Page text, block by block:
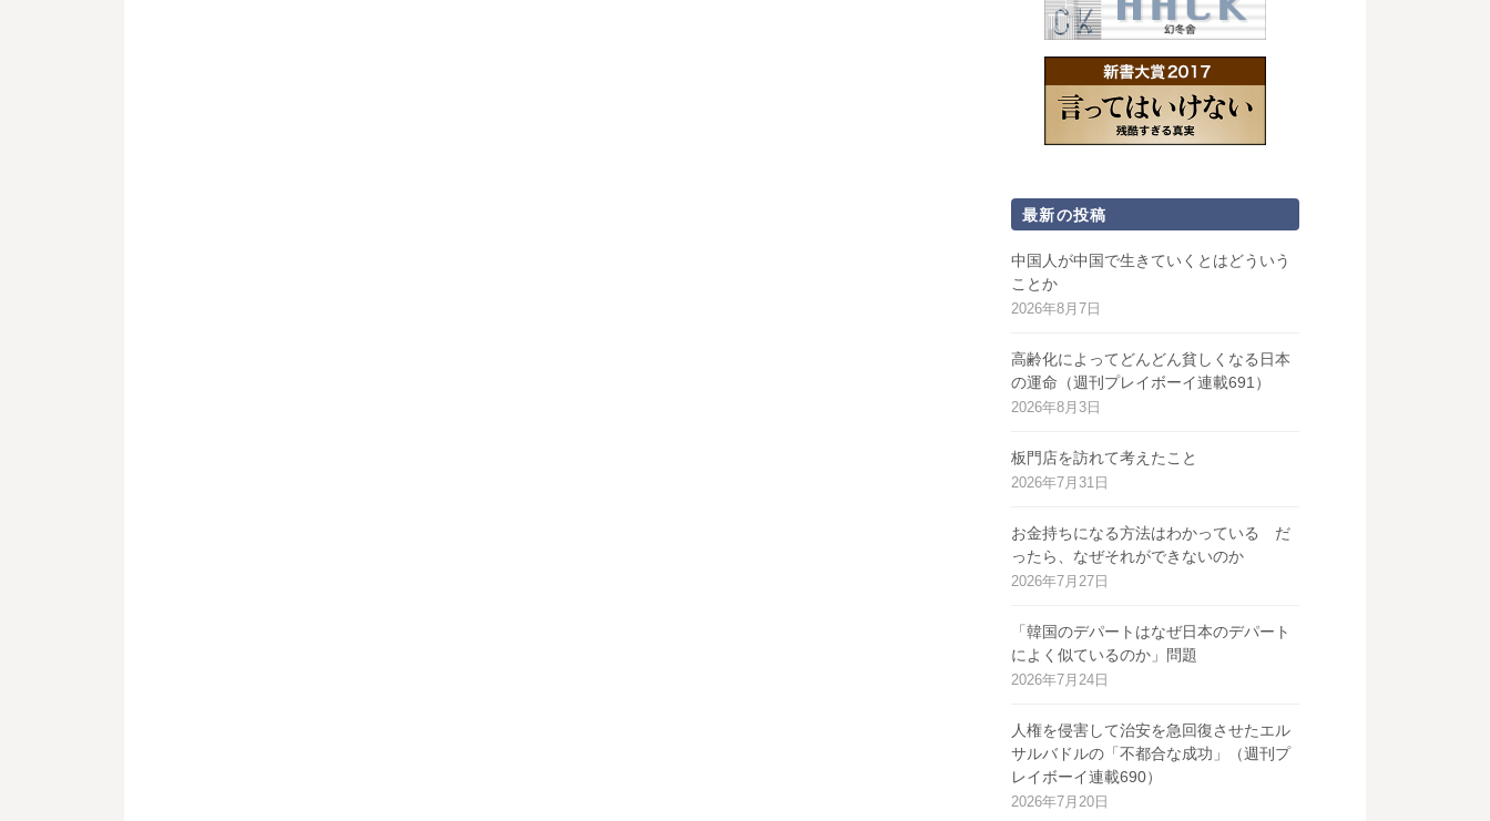
最新の投稿
中国人が中国で生きていくとはどういう
ことか
2026年8月7日
高齢化によってどんどん貧しくなる日本
の運命（週刊プレイボーイ連載691）
2026年8月3日
板門店を訪れて考えたこと
2026年7月31日
お金持ちになる方法はわかっている だ
ったら、なぜそれができないのか
2026年7月27日
「韓国のデパートはなぜ日本のデパート
によく似ているのか」問題
2026年7月24日
人権を侵害して治安を急回復させたエル
サルバドルの「不都合な成功」（週刊プ
レイボーイ連載690）
2026年7月20日